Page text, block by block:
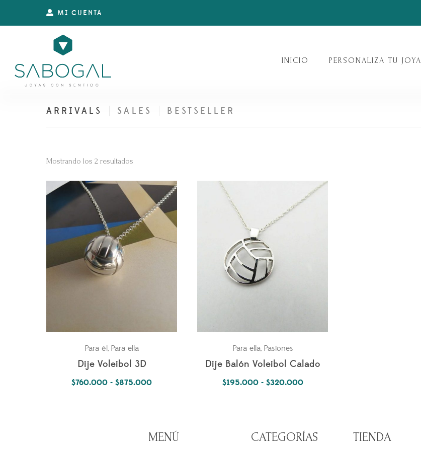
MI CUENTA
INICIO PERSONALIZA TU JOYA
ARRIVALS SALES BESTSELLER
Mostrando los 2 resultados
los
últimos
Para él, Para ella
Dije Voleibol 3D
$760.000 - $875.000Rango
$760.000
Para ella, Pasiones
Dije Balón Voleibol Calado
$195.000 - $320.000Rango
$195.000
MENÚ CATEGORÍAS TIENDA